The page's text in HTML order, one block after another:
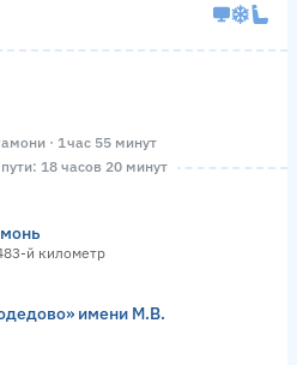
· 1 час 55 минут
18 часов 20 минут
й километр
имени М.В.